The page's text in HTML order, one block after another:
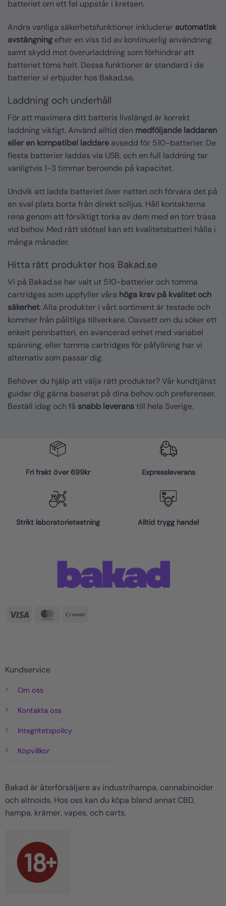
batteriet om ett fel uppstår i kretsen.
Andra vanliga säkerhetsfunktioner inkluderar automatisk
avstängning efter en viss tid av kontinuerlig användning
samt skydd mot överurladdning som förhindrar att
batteriet töms helt. Dessa funktioner är standard i de
batterier vi erbjuder hos Bakad.se.
Laddning och underhåll
För att maximera ditt batteris livslängd är korrekt
laddning viktigt. Använd alltid den medföljande laddaren
eller en kompatibel laddare avsedd för 510-batterier. De
flesta batterier laddas via USB, och en full laddning tar
vanligtvis 1-3 timmar beroende på kapacitet.
Undvik att ladda batteriet över natten och förvara det på
en sval plats borta från direkt solljus. Håll kontakterna
rena genom att försiktigt torka av dem med en torr trasa
vid behov. Med rätt skötsel kan ett kvalitetsbatteri hålla i
många månader.
Hitta rätt produkter hos Bakad.se
Vi på Bakad.se har valt ut 510-batterier och tomma
cartridges som uppfyller våra höga krav på kvalitet och
säkerhet. Alla produkter i vårt sortiment är testade och
kommer från pålitliga tillverkare. Oavsett om du söker ett
enkelt pennbatteri, en avancerad enhet med variabel
spänning, eller tomma cartridges för påfyllning har vi
alternativ som passar dig.
Behöver du hjälp att välja rätt produkter? Vår kundtjänst
guidar dig gärna baserat på dina behov och preferenser.
Beställ idag och få snabb leveranstill hela Sverige.
Fri frakt över 699kr Expressleverans
Strikt laboratorietestning Alltid trygg handel
Visa MasterCard
Swish
Kundservice
Om oss
Kontakta oss
Integritetspolicy
Köpvillkor
Bakad är återförsäljare av industrihampa, cannabinoider
och altnoids. Hos oss kan du köpa bland annat CBD,
hampa, krämer, vapes, och carts.